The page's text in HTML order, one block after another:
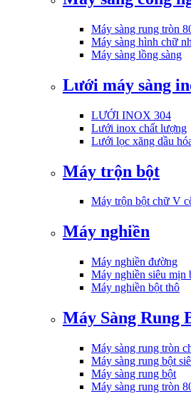
Máy sàng rung tròn
Máy sàng hình chữ
Máy sàng lồng sàng
Lưới máy sàng
LƯỚI INOX 304
Lưới inox chất lượng
Lưới lọc xăng dầu
Máy trộn bột
Máy trộn bột chữ V
Máy nghiền
Máy nghiền đường
Máy nghiền siêu mịn
Máy nghiền bột thô
Máy Sàng Rung
Máy sàng rung tròn
Máy sàng rung bột
Máy sàng rung bột
Máy sàng rung tròn